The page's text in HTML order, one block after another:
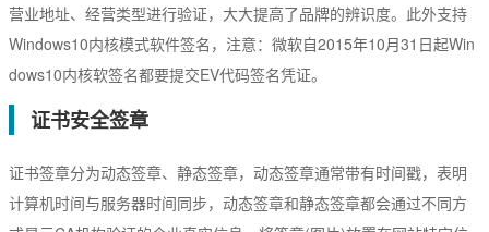
营业地址、经营类型进行验证，大大提高了品牌的辨识度。此外支持
Windows10内核模式软件签名，注意：微软自2015年10月31日起Win
dows10内核软签名都要提交EV代码签名凭证。
证书安全签章
证书签章分为动态签章、静态签章，动态签章通常带有时间戳，表明
计算机时间与服务器时间同步，动态签章和静态签章都会通过不同方